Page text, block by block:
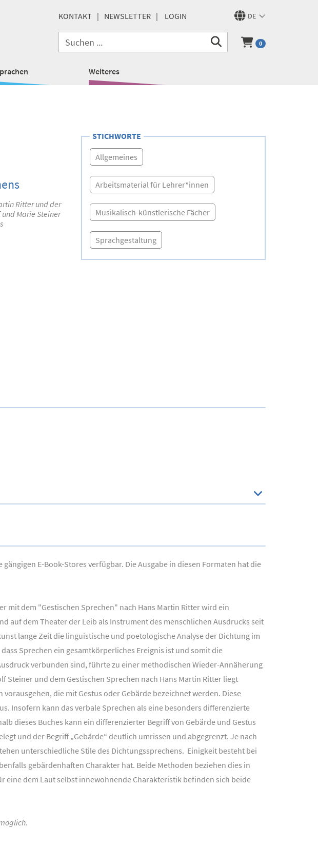
DE
KONTAKT NEWSLETTER LOGIN
0
Weiteres
Ritter und der
Marie Steiner
STICHWORTE
Allgemeines
Arbeitsmaterial für Lehrer*innen
Musikalisch-künstlerische Fächer
Sprachgestaltung
E-Book-Stores verfügbar. Die Ausgabe in diesen Formaten hat die
mit dem "Gestischen Sprechen" nach Hans Martin Ritter wird ein
auf dem Theater der Leib als Instrument des menschlichen Ausdrucks seit
lange Zeit die linguistische und poetologische Analyse der Dichtung im
Sprechen ein gesamtkörperliches Ereignis ist und somit die
verbunden sind, führte zu einer methodischen Wieder-Annäherung
und dem Gestischen Sprechen nach Hans Martin Ritter liegt
die mit Gestus oder Gebärde bezeichnet werden. Diese
Insofern kann das verbale Sprechen als eine besonders differenzierte
dieses Buches kann ein differenzierter Begriff von Gebärde und Gestus
und der Begriff „Gebärde“ deutlich umrissen und abgegrenzt. Je nach
unterschiedliche Stile des Dichtungssprechens. Einigkeit besteht bei
gebärdenhaften Charakter hat. Beide Methoden beziehen dies in
dem Laut selbst innewohnende Charakteristik befinden sich beide